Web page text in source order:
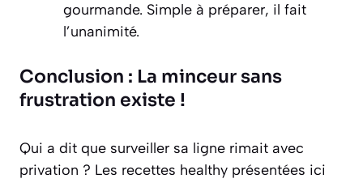
gourmande. Simple à préparer, il fait
l’unanimité.
Conclusion : La minceur sans
frustration existe !
Qui a dit que surveiller sa ligne rimait avec
privation ? Les recettes healthy présentées ici